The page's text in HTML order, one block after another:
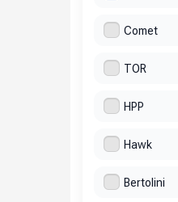
Comet
TOR
HPP
Hawk
Bertolini